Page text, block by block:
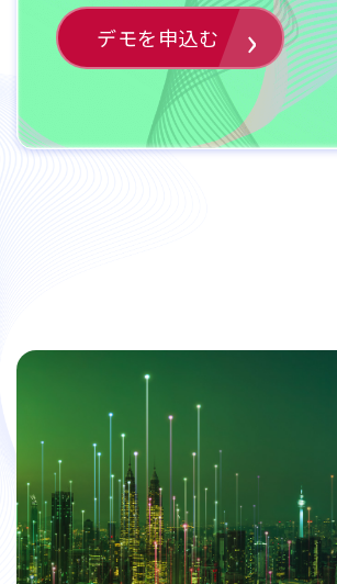
デモを申込む